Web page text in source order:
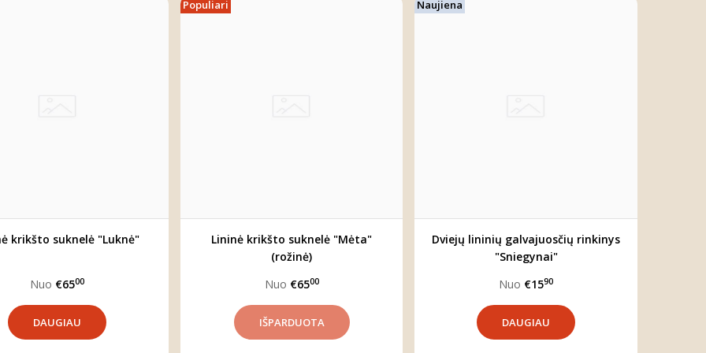
krikšto suknelė "Luknė"
Nuo €6500
DAUGIAU
Populiari
Lininė krikšto suknelė "Mėta"
(rožinė)
Nuo €6500
Naujiena
Dviejų lininių galvajuosčių rinkinys
"Sniegynai"
Nuo €1590
DAUGIAU